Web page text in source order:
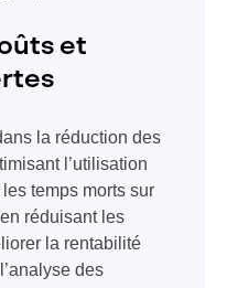
et
la réduction des
l’utilisation
temps morts sur
réduisant les
la rentabilité
des